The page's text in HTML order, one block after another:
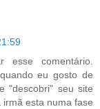
esse comentário.
eu gosto de
"descobri" seu site
esta numa fase